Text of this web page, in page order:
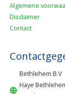
Algemene
Disclaimer
Contact
Bethlehem B.V
Haye